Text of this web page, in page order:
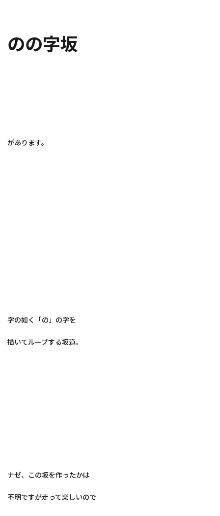
のの字坂
があります。
字の如く「の」の字を
描いてループする坂道。
ナゼ、この坂を作ったかは
不明ですが走って楽しいので